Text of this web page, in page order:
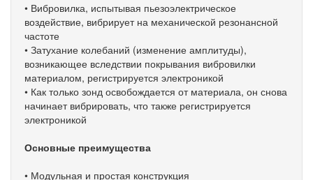
• Вибровилка, испытывая пьезоэлектрическое
воздействие, вибрирует на механической резонансной
частоте
• Затухание колебаний (изменение амплитуды),
возникающее вследствии покрывания вибровилки
материалом, регистрируется электроникой
• Как только зонд освобождается от материала, он снова
начинает вибрировать, что также регистрируется
электроникой
Основные преимущества
• Модульная и простая конструкция